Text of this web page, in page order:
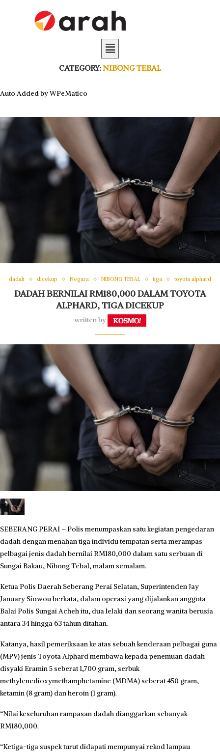
CATEGORY: NIBONG TEBAL
Auto Added by WPeMatico
dadah dicekup Negara NIBONG TEBAL tiga toyota alphard
DADAH BERNILAI RM180,000 DALAM TOYOTA
ALPHARD, TIGA DICEKUP
written by
SEBERANG PERAI – Polis menumpaskan satu kegiatan pengedaran
dadah dengan menahan tiga individu tempatan serta merampas
pelbagai jenis dadah bernilai RM180,000 dalam satu serbuan di
Sungai Bakau, Nibong Tebal, malam semalam.
Ketua Polis Daerah Seberang Perai Selatan, Superintenden Jay
January Siowou berkata, dalam operasi yang dijalankan anggota
Balai Polis Sungai Acheh itu, dua lelaki dan seorang wanita berusia
antara 34 hingga 63 tahun ditahan.
Katanya, hasil pemeriksaan ke atas sebuah kenderaan pelbagai guna
(MPV) jenis Toyota Alphard membawa kepada penemuan dadah
disyaki Eramin 5 seberat 1,700 gram, serbuk
methylenedioxymethamphetamine (MDMA) seberat 450 gram,
ketamin (8 gram) dan heroin (1 gram).
“Nilai keseluruhan rampasan dadah dianggarkan sebanyak
RM180,000.
“Ketiga-tiga suspek turut didapati mempunyai rekod lampau